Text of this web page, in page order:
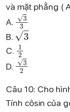
và mặt phẳng (
A.
33
B.
3
C.
12
D.
32
Câu 10: Cho
Tính côsin của